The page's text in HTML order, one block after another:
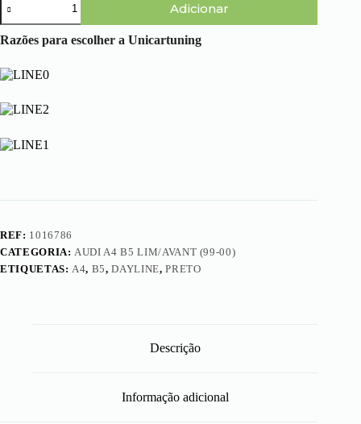
de
Audi
A4
Lim/Avant
(99-
-
Dayline
Pretos
Adicionar
Razões para escolher a Unicartuning
REF: 1016786
CATEGORIA: AUDI A4 B5 LIM/AVANT (99-00)
ETIQUETAS: A4, B5,DAYLINE,PRETO
Descrição
Informação adicional